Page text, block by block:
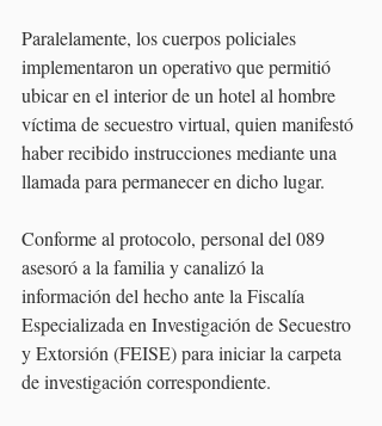
Paralelamente, los cuerpos policiales
implementaron un operativo que permitió
ubicar en el interior de un hotel al hombre
víctima de secuestro virtual, quien manifestó
haber recibido instrucciones mediante una
llamada para permanecer en dicho lugar.
Conforme al protocolo, personal del 089
asesoró a la familia y canalizó la
información del hecho ante la Fiscalía
Especializada en Investigación de Secuestro
y Extorsión (FEISE) para iniciar la carpeta
de investigación correspondiente.